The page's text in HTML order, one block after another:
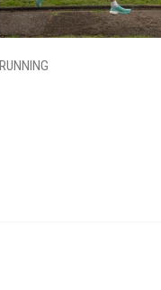
RUNNING